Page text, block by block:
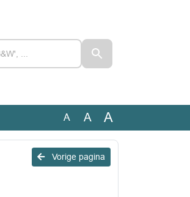
A A A
Vorige pagina